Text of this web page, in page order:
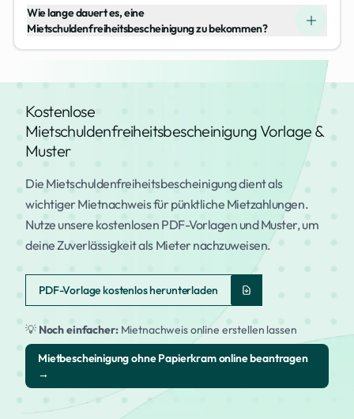
Wie lange dauert es, eine
Mietschuldenfreiheitsbescheinigung zu bekommen?
Kostenlose
Mietschuldenfreiheitsbescheinigung Vorlage &
Muster
Die Mietschuldenfreiheitsbescheinigung dient als
wichtiger Mietnachweis für pünktliche Mietzahlungen.
Nutze unsere kostenlosen PDF-Vorlagen und Muster, um
deine Zuverlässigkeit als Mieter nachzuweisen.
PDF-Vorlage kostenlos herunterladen
💡 Noch einfacher:Mietnachweis online erstellen lassen
Mietbescheinigung ohne Papierkram online beantragen
→